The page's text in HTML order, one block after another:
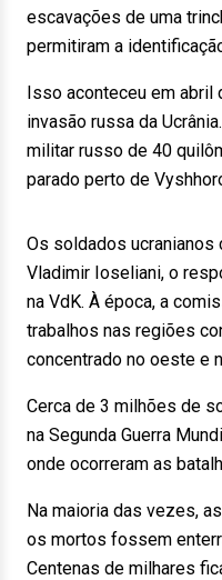
escavações de uma
permitiram a
Isso aconteceu em abril
invasão russa da
militar russo de 40
parado perto de
Os soldados ucranianos
Vladimir Ioseliani, o
na VdK. À época, a
trabalhos nas regiões
concentrado no oeste e
Cerca de 3 milhões de
na Segunda Guerra
onde ocorreram as
Na maioria das vezes,
os mortos fossem
Centenas de milhares